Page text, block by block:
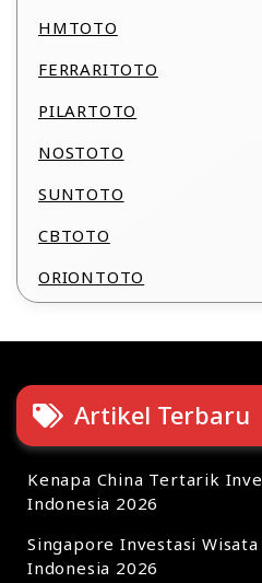
HMTOTO
FERRARITOTO
PILARTOTO
NOSTOTO
SUNTOTO
CBTOTO
ORIONTOTO
Artikel Terbaru
Kenapa China Tertarik
Indonesia 2026
Singapore Investasi
Indonesia 2026